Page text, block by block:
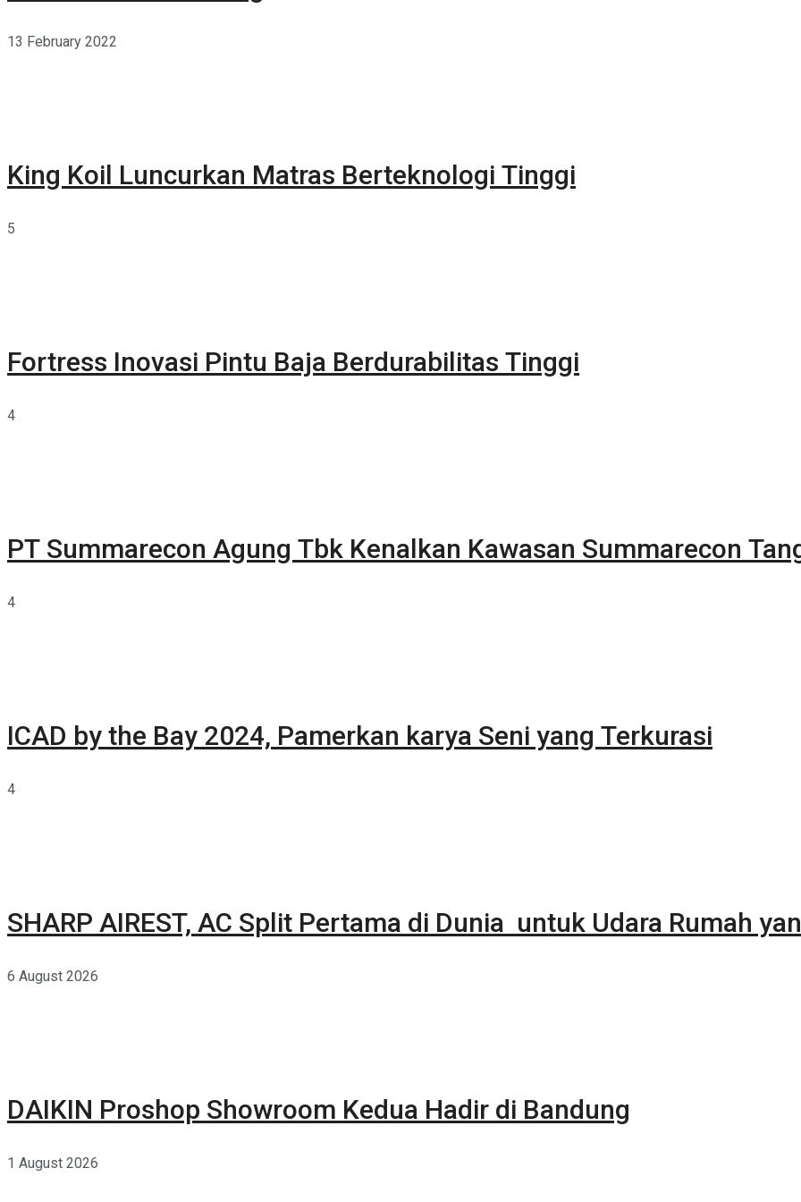
13 February 2022
King Koil Luncurkan Matras Berteknologi Tinggi
5
Fortress Inovasi Pintu Baja Berdurabilitas Tinggi
4
PT Summarecon Agung Tbk Kenalkan Kawasan Summarecon
4
ICAD by the Bay 2024, Pamerkan karya Seni yang Terkurasi
4
SHARP AIREST, AC Split Pertama di Dunia untuk Udara Rumah
6 August 2026
DAIKIN Proshop Showroom Kedua Hadir di Bandung
1 August 2026